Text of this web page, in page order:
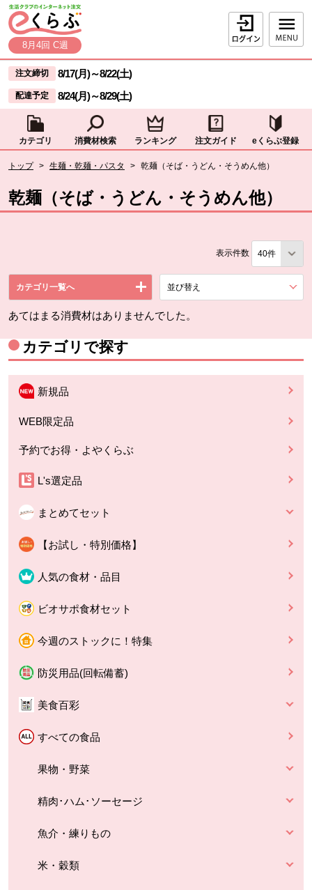
ページの先頭です。
本文へジャンプする。
8月4回 C週
ログイン
ここからサイト内共通メニューです。
サイト内共通メニューをスキップする
注文締切 8/17(月)～8/22(土)
配達予定 8/24(月)～8/29(土)
カテゴリ 消費材検索 ランキング 注文ガイド eくらぶ登録
トップ > 生麺・乾麺・パスタ > 乾麺（そば・うどん・そうめん他）
乾麺（そば・うどん・そうめん他）
表示件数
カテゴリ一覧へ 並び替え
あてはまる消費材はありませんでした。
カテゴリで探す
新規品
WEB限定品
予約でお得・よやくらぶ
L's選定品
まとめてセット
【お試し・特別価格】
人気の食材・品目
ビオサポ食材セット
今週のストックに！特集
防災用品(回転備蓄)
美食百彩
すべての食品
果物・野菜
精肉･ハム･ソーセージ
魚介・練りもの
米・穀類